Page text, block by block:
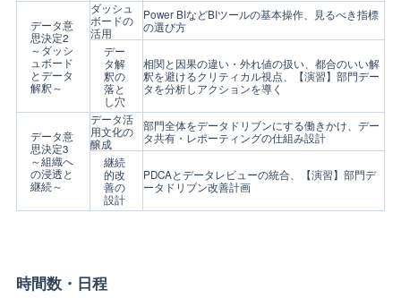
データ意
思決定2
～ダッシ
ュボード
とデータ
解釈～
ダッシュ
ボードの
活用
Power BIなどBIツールの基本操作、見るべき指標
の選び方
デー
タ解
釈の
落と
し穴
相関と因果の違い・外れ値の扱い、都合のいい解
釈を避けるクリティカル視点、【演習】部門デー
タを分析しアクションを導く
データ意
思決定3
～組織へ
の浸透と
継続～
データ活
用文化の
醸成
部門全体をデータドリブンにする働きかけ、デー
タ共有・レポーティングの仕組み設計
継続
的改
善の
設計
PDCAとデータレビューの統合、【演習】部門デ
ータドリブン改善計画
時間数・日程